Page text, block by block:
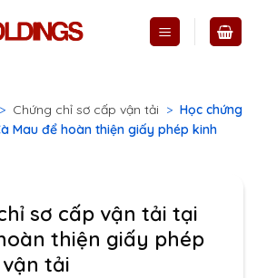
> Chứng chỉ sơ cấp vận tải > Học chứng
Mau để hoàn thiện giấy phép kinh
sơ cấp vận tải tại
thiện giấy phép
tải